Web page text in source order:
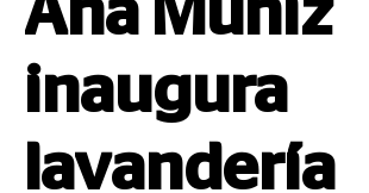
Ana Muñiz
inaugura
lavandería